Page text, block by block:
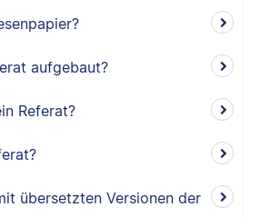
aufgebaut?
Referat?
übersetzten Versionen der